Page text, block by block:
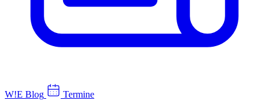
W!E Blog Termine